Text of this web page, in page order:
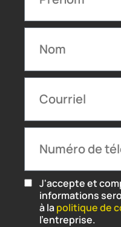
J'accepte et
informations
à lapolitique de
l'entreprise.